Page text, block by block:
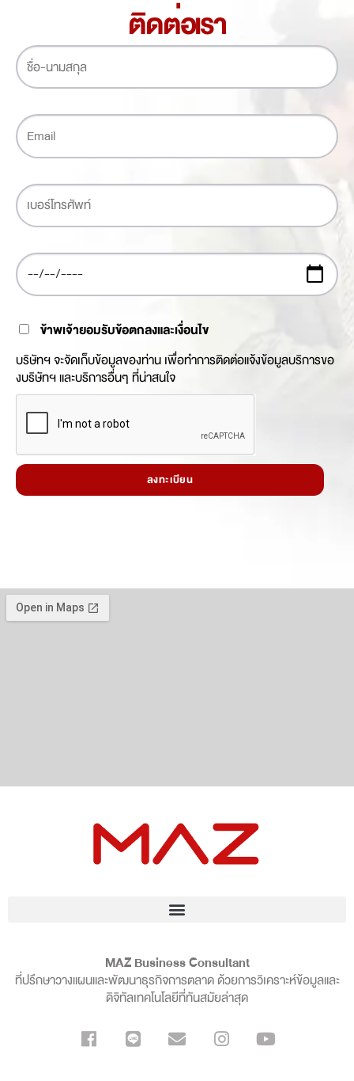
ติดต่อเรา
ข้าพเจ้ายอมรับข้อตกลงและเงื่อนไข
บริษัทฯ จะจัดเก็บข้อมูลของท่าน เพื่อทำการติดต่อแจ้งข้อมูลบริการขอ
งบริษัทฯ และบริการอื่นๆ ที่น่าสนใจ
ลงทะเบียน
MAZ Business Consultant
ที่ปรึกษาวางแผนและพัฒนาธุรกิจการตลาด ด้วยการวิเคราะห์ข้อมูลและ
ดิจิทัลเทคโนโลยีที่ทันสมัยล่าสุด